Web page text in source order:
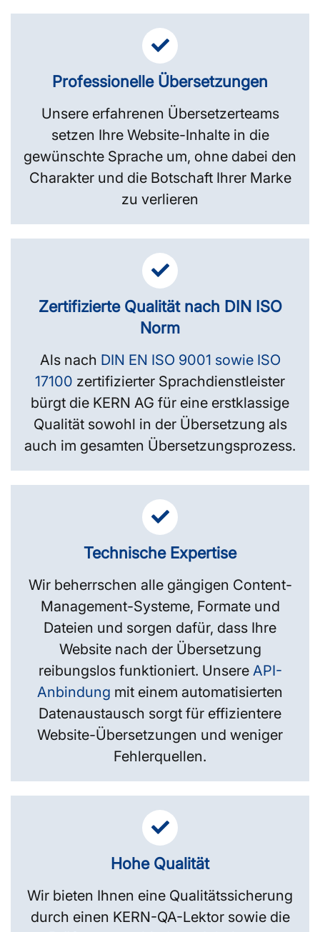
Professionelle Übersetzungen
Unsere erfahrenen Übersetzerteams
setzen Ihre Website-Inhalte in die
gewünschte Sprache um, ohne dabei den
Charakter und die Botschaft Ihrer Marke
zu verlieren
Zertifizierte Qualität nach DIN ISO
Norm
Als nach DIN EN ISO 9001 sowie ISO
17100 zertifizierter Sprachdienstleister
bürgt die KERN AG für eine erstklassige
Qualität sowohl in der Übersetzung als
auch im gesamten Übersetzungsprozess.
Technische Expertise
Wir beherrschen alle gängigen Content-
Management-Systeme, Formate und
Dateien und sorgen dafür, dass Ihre
Website nach der Übersetzung
reibungslos funktioniert. Unsere API-
Anbindung mit einem automatisierten
Datenaustausch sorgt für effizientere
Website-Übersetzungen und weniger
Fehlerquellen.
Hohe Qualität
Wir bieten Ihnen eine Qualitätssicherung
durch einen KERN-QA-Lektor sowie die